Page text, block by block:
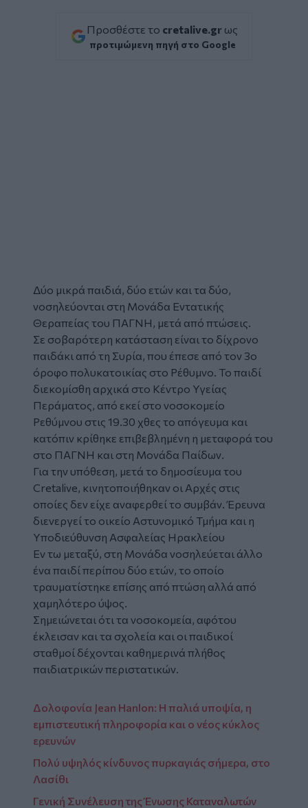
Προσθέστε το cretalive.gr ως
προτιμώμενη πηγή στο Google
Δύο μικρά παιδιά, δύο ετών και τα δύο,
νοσηλεύονται στη Μονάδα Εντατικής
Θεραπείας του ΠΑΓΝΗ, μετά από πτώσεις.
Σε σοβαρότερη κατάσταση είναι το δίχρονο
παιδάκι από τη Συρία, που έπεσε από τον 3ο
όροφο πολυκατοικίας στο Ρέθυμνο. Το παιδί
διεκομίσθη αρχικά στο Κέντρο Υγείας
Περάματος, από εκεί στο νοσοκομείο
Ρεθύμνου στις 19.30 χθες το απόγευμα και
κατόπιν κρίθηκε επιβεβλημένη η μεταφορά του
στο ΠΑΓΝΗ και στη Μονάδα Παίδων.
Για την υπόθεση, μετά το δημοσίευμα του
Cretalive, κινητοποιήθηκαν οι Αρχές στις
οποίες δεν είχε αναφερθεί το συμβάν. Έρευνα
διενεργεί το οικείο Αστυνομικό Τμήμα και η
Υποδιεύθυνση Ασφαλείας Ηρακλείου
Εν τω μεταξύ, στη Μονάδα νοσηλεύεται άλλο
ένα παιδί περίπου δύο ετών, το οποίο
τραυματίστηκε επίσης από πτώση αλλά από
χαμηλότερο ύψος.
Σημειώνεται ότι τα νοσοκομεία, αφότου
έκλεισαν και τα σχολεία και οι παιδικοί
σταθμοί δέχονται καθημερινά πλήθος
παιδιατρικών περιστατικών.
Δολοφονία Jean Hanlon: Η παλιά υποψία, η
εμπιστευτική πληροφορία και ο νέος κύκλος
ερευνών
Πολύ υψηλός κίνδυνος πυρκαγιάς σήμερα, στο
Λασίθι
Γενική Συνέλευση της Ένωσης Καταναλωτών